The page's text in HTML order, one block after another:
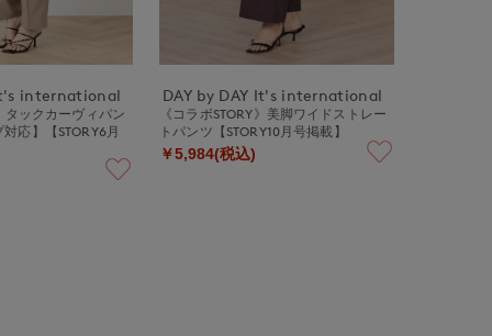
international
タックカーヴィパン
応】【STORY6月
DAY by DAY It's international
《コラボSTORY》美脚ワイドストレー
トパンツ【STORY10月号掲載】
￥5,984(税込)